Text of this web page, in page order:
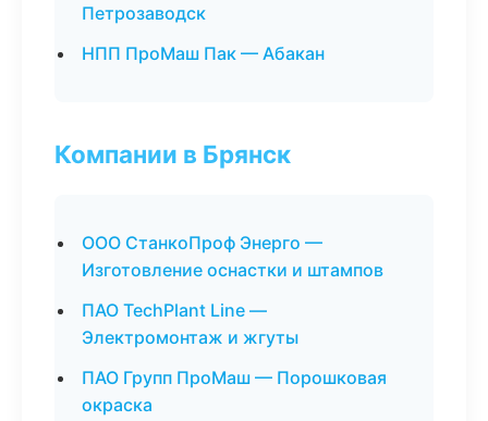
Петрозаводск
НПП ПроМаш Пак — Абакан
Компании в Брянск
ООО СтанкоПроф Энерго —
Изготовление оснастки и штампов
ПАО TechPlant Line —
Электромонтаж и жгуты
ПАО Групп ПроМаш — Порошковая
окраска